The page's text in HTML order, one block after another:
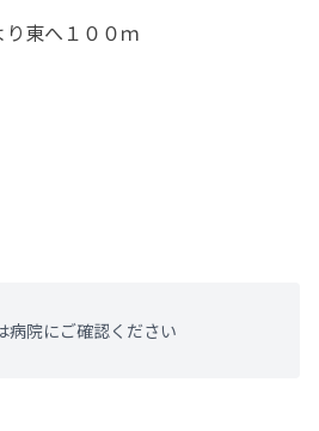
東へ １００ｍ
病院にご確認ください